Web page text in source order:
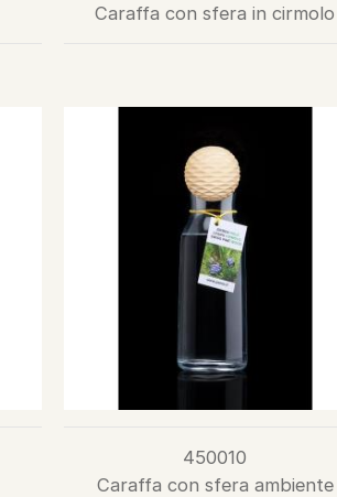
Caraffa con sfera in cirmolo
450010
Caraffa con sfera ambiente